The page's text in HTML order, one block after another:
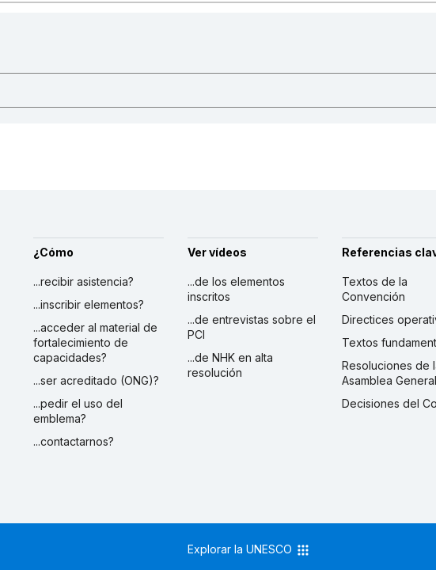
¿Cómo
...recibir asistencia?
...inscribir elementos?
...acceder al material de
fortalecimiento de
capacidades?
...ser acreditado (ONG)?
...pedir el uso del
emblema?
...contactarnos?
Ver vídeos
...de los elementos
inscritos
...de entrevistas sobre el
PCI
...de NHK en alta
resolución
Referencias
Textos de la
Convención
Directices
Textos
Resoluciones de
Asamblea General
Decisiones del
Explorar la UNESCO